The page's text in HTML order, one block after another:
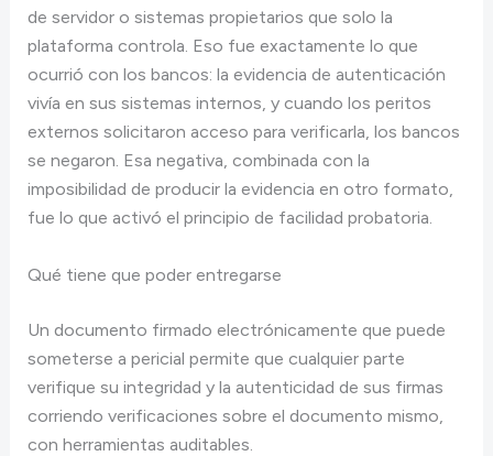
de servidor o sistemas propietarios que solo la
plataforma controla. Eso fue exactamente lo que
ocurrió con los bancos: la evidencia de autenticación
vivía en sus sistemas internos, y cuando los peritos
externos solicitaron acceso para verificarla, los bancos
se negaron. Esa negativa, combinada con la
imposibilidad de producir la evidencia en otro formato,
fue lo que activó el principio de facilidad probatoria.
Qué tiene que poder entregarse
Un documento firmado electrónicamente que puede
someterse a pericial permite que cualquier parte
verifique su integridad y la autenticidad de sus firmas
corriendo verificaciones sobre el documento mismo,
con herramientas auditables.